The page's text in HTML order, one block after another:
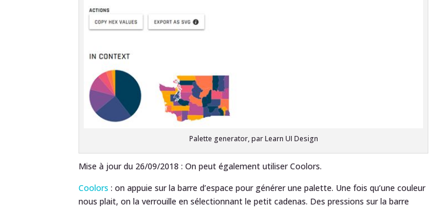
Palette generator, par Learn UI Design
Mise à jour du 26/09/2018 : On peut également utiliser Coolors.
Coolors : on appuie sur la barre d’espace pour générer une palette. Une fois qu’une couleur
nous plait, on la verrouille en sélectionnant le petit cadenas. Des pressions sur la barre